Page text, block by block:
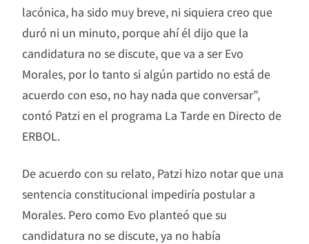
lacónica, ha sido muy breve, ni siquiera creo que
duró ni un minuto, porque ahí él dijo que la
candidatura no se discute, que va a ser Evo
Morales, por lo tanto si algún partido no está de
acuerdo con eso, no hay nada que conversar”,
contó Patzi en el programa La Tarde en Directo de
ERBOL.
De acuerdo con su relato, Patzi hizo notar que una
sentencia constitucional impediría postular a
Morales. Pero como Evo planteó que su
candidatura no se discute, ya no había